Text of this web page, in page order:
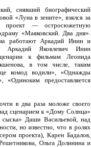
снявший биографический
«Луна в зените», взялся за
проект — остросюжетную
«Маяковский. Два дня».
работают Аркадий Инин и
Аркадий Яковлевич Инин
к фильмам Леонида
в том числе, таким
комод водили», «Однажды
«Одиноким предоставляется
в два раза моложе своего
сценарием к «Дому Солнца»
сыска» Даши Васильевой, над
но известно, что в ролях
проекта), Карен Бадалов,
Ольга Долинина и